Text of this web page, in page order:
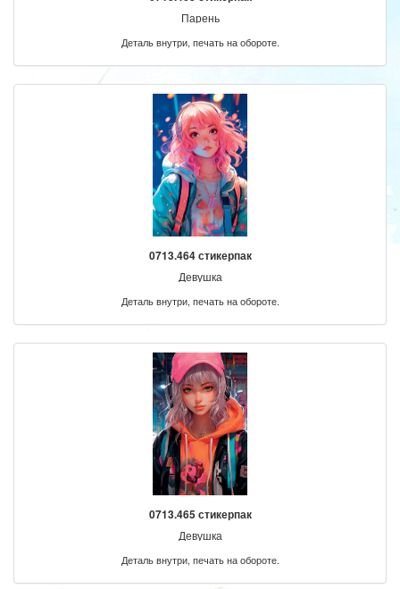
Парень
Деталь внутри, печать на обороте.
0713.464 стикерпак
Девушка
Деталь внутри, печать на обороте.
0713.465 стикерпак
Девушка
Деталь внутри, печать на обороте.